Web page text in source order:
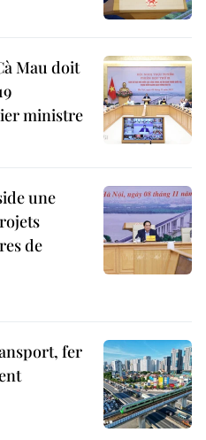
Mau doit
ministre
une
de
fer